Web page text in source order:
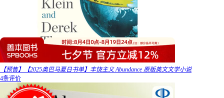
【预售】【2025奥巴马夏日书单】丰饶主义 Abundance 原版英文文学小说
4条评价